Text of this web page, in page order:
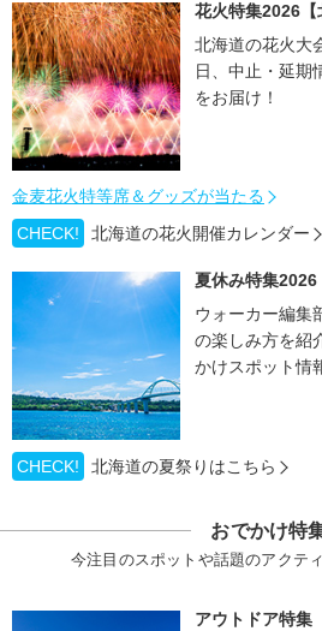
花火特集2026【
北海道の花火大
日、中止・延期
をお届け！
金麦花火特等席＆グッズが当たる
CHECK!
北海道の花火開催カレンダー
夏休み特集2026
ウォーカー編集
の楽しみ方を紹
かけスポット情
CHECK! 北海道の夏祭りはこちら
おでかけ特
今注目のスポットや話題のアクテ
アウトドア特集